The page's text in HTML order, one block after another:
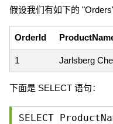
假设我们有如下的 "Orders"
OrderId
1 Jarlsberg
下面是 SELECT 语句：
SELECT